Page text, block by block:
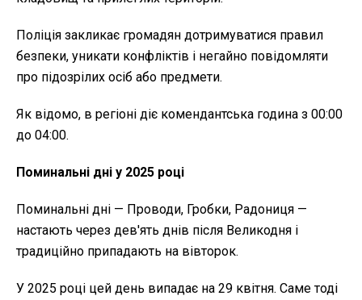
Поліція закликає громадян дотримуватися правил
безпеки, уникати конфліктів і негайно повідомляти
про підозрілих осіб або предмети.
Як відомо, в регіоні діє комендантська година з 00:00
до 04:00.
Поминальні дні у 2025 році
Поминальні дні — Проводи, Гробки, Радониця —
настають через дев'ять днів після Великодня і
традиційно припадають на вівторок.
У 2025 році цей день випадає на 29 квітня. Саме тоді